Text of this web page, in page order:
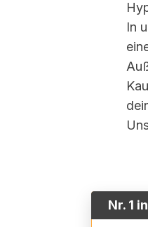
In
Nr. 1